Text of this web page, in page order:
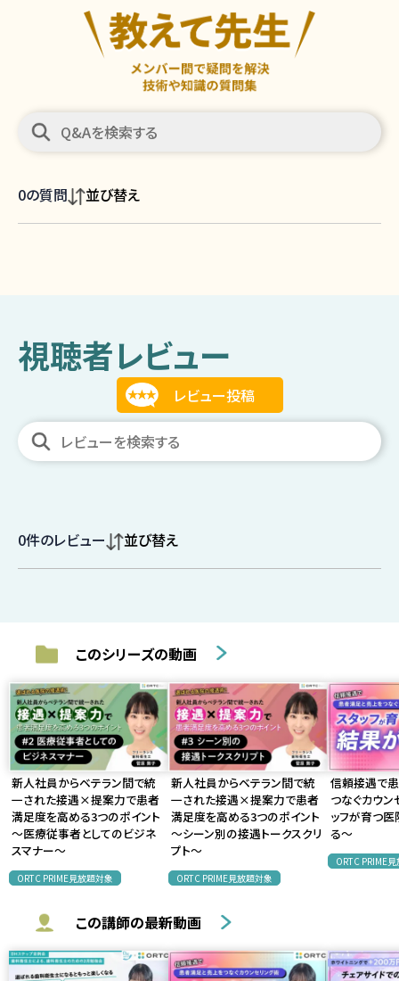
0の質問 並び替え
視聴者レビュー
0件のレビュー 並び替え
このシリーズの動画
新人社員からベテラン間で統
一された接遇×提案力で患者
満足度を高める3つのポイント
〜医療従事者としてのビジネ
スマナー〜
ORTC PRIME見放題対象
新人社員からベテラン間で統
一された接遇×提案力で患者
満足度を高める3つのポイント
〜シーン別の接遇トークスクリ
プト〜
ORTC PRIME見放題対象
信頼接遇で
つなぐカウン
ッフが育つ
る〜
ORTC PRIME
この講師の最新動画